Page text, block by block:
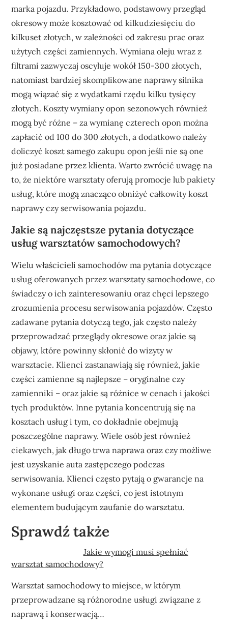
marka pojazdu. Przykładowo, podstawowy przegląd
okresowy może kosztować od kilkudziesięciu do
kilkuset złotych, w zależności od zakresu prac oraz
użytych części zamiennych. Wymiana oleju wraz z
filtrami zazwyczaj oscyluje wokół 150-300 złotych,
natomiast bardziej skomplikowane naprawy silnika
mogą wiązać się z wydatkami rzędu kilku tysięcy
złotych. Koszty wymiany opon sezonowych również
mogą być różne – za wymianę czterech opon można
zapłacić od 100 do 300 złotych, a dodatkowo należy
doliczyć koszt samego zakupu opon jeśli nie są one
już posiadane przez klienta. Warto zwrócić uwagę na
to, że niektóre warsztaty oferują promocje lub pakiety
usług, które mogą znacząco obniżyć całkowity koszt
naprawy czy serwisowania pojazdu.
Jakie są najczęstsze pytania dotyczące
usług warsztatów samochodowych?
Wielu właścicieli samochodów ma pytania dotyczące
usług oferowanych przez warsztaty samochodowe, co
świadczy o ich zainteresowaniu oraz chęci lepszego
zrozumienia procesu serwisowania pojazdów. Często
zadawane pytania dotyczą tego, jak często należy
przeprowadzać przeglądy okresowe oraz jakie są
objawy, które powinny skłonić do wizyty w
warsztacie. Klienci zastanawiają się również, jakie
części zamienne są najlepsze – oryginalne czy
zamienniki – oraz jakie są różnice w cenach i jakości
tych produktów. Inne pytania koncentrują się na
kosztach usług i tym, co dokładnie obejmują
poszczególne naprawy. Wiele osób jest również
ciekawych, jak długo trwa naprawa oraz czy możliwe
jest uzyskanie auta zastępczego podczas
serwisowania. Klienci często pytają o gwarancje na
wykonane usługi oraz części, co jest istotnym
elementem budującym zaufanie do warsztatu.
Sprawdź także
Jakie wymogi musi spełniać
warsztat samochodowy?
Warsztat samochodowy to miejsce, w którym
przeprowadzane są różnorodne usługi związane z
naprawą i konserwacją…